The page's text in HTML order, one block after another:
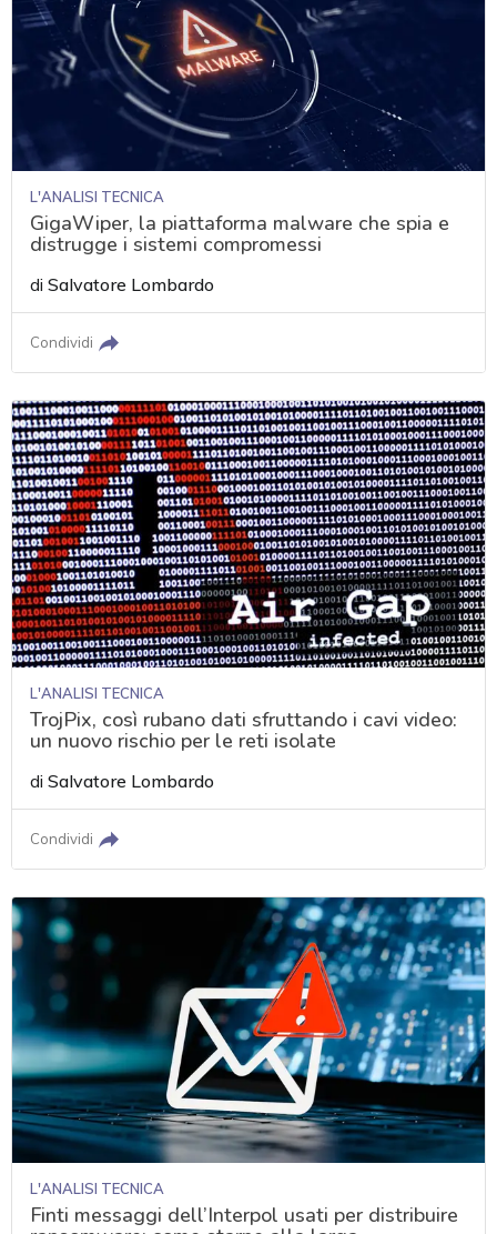
L'ANALISI TECNICA
GigaWiper, la piattaforma malware che spia e
distrugge i sistemi compromessi
diSalvatore Lombardo
Condividi
L'ANALISI TECNICA
TrojPix, così rubano dati sfruttando i cavi video:
un nuovo rischio per le reti isolate
diSalvatore Lombardo
Condividi
L'ANALISI TECNICA
Finti messaggi dell’Interpol usati per distribuire